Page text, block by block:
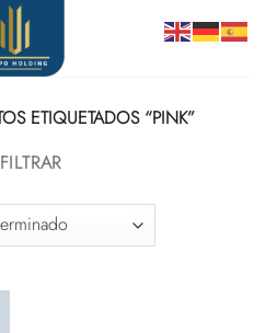
ETIQUETADOS “PINK”
FILTRAR